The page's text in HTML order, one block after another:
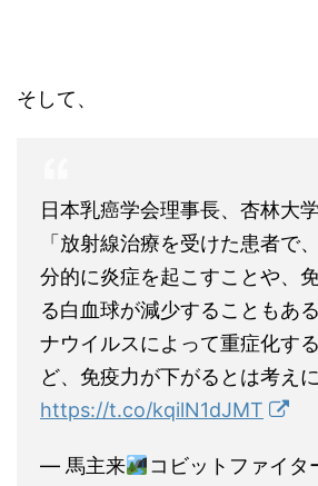
そして、
日本乳癌学会理事長、杏林大
「放射線治療を受けた患者で
分的に炎症を起こすことや、
る白血球が減少することもあ
ナウイルスによって重症化す
ど、免疫力が下がるとは考えに
https://t.co/kqilN1dJMT
— 馬主来
コビットファイタ